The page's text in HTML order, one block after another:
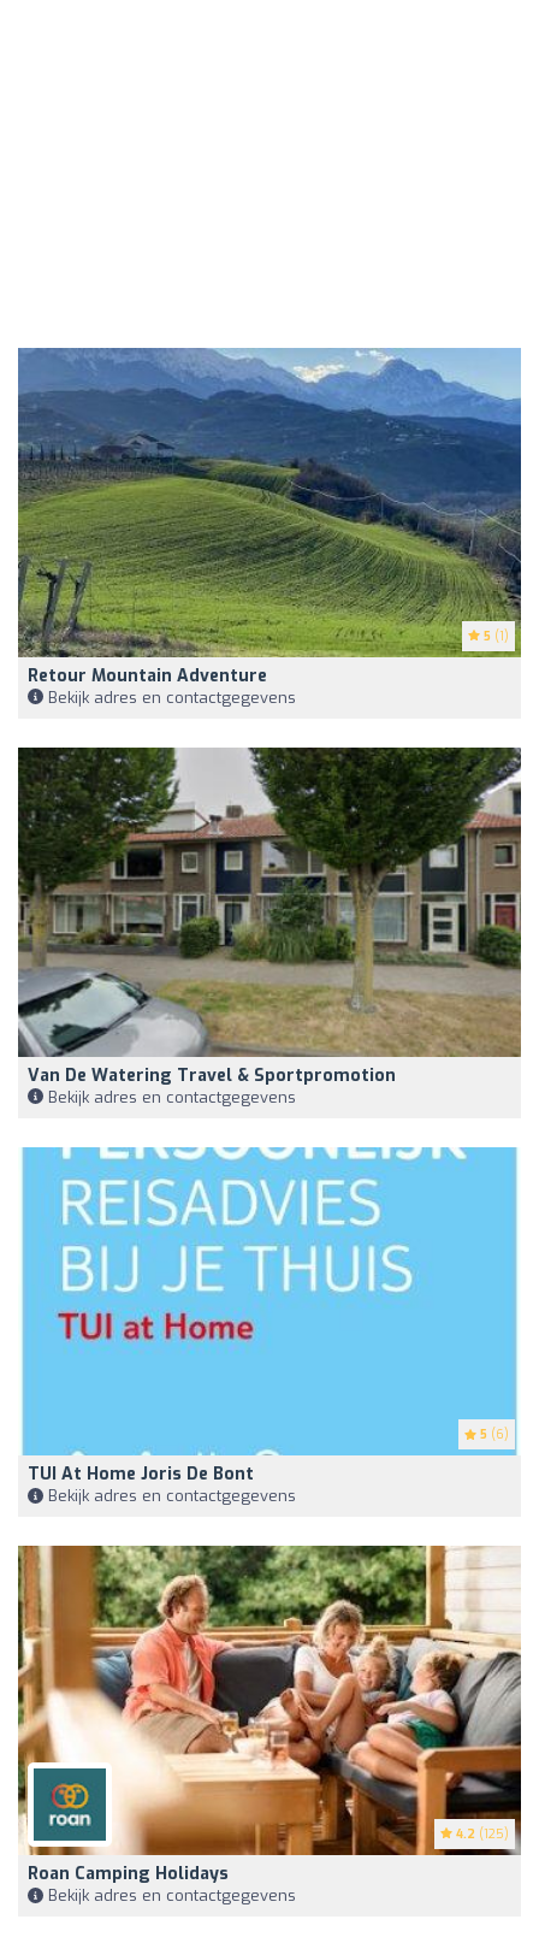
5 (1)
Retour Mountain Adventure
Bekijk adres en contactgegevens
Van De Watering Travel & Sportpromotion
Bekijk adres en contactgegevens
5 (6)
TUI At Home Joris De Bont
Bekijk adres en contactgegevens
4.2 (125)
Roan Camping Holidays
Bekijk adres en contactgegevens